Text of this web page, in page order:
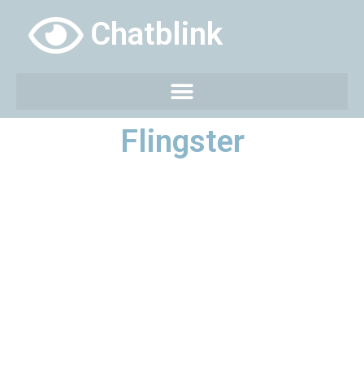
Chatblink
Flingster